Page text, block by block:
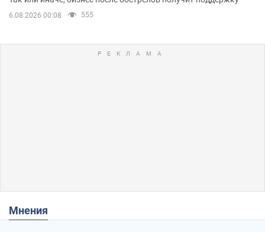
6.08.2026 00:08 555
Мнения